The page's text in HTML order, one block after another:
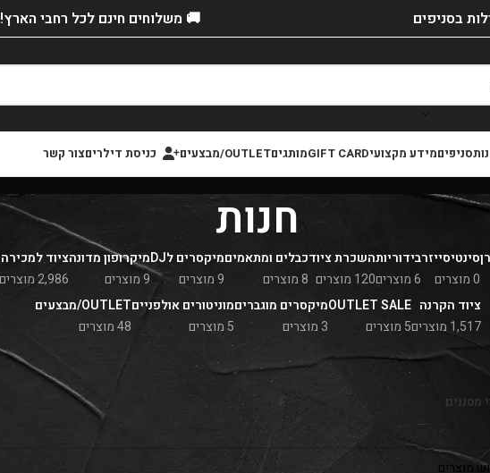
בסניפים 🚚 משלוחים חינם לכל רחבי הארץ!
סניפיםמידע מקצועיGIFT CARDמותגיםOUTLET/מבצעים כניסת דילריםצור קשר
חנות
סינטיסייזר
0 מוצרים
בידוריות
6 מוצרים
השכרת ציוד
120 מוצרים
כבלים ומתאמים
8 מוצרים
מיקסרים לDJ
9 מוצרים
מיקרופון מדונה
9 מוצרים
ציוד למכירה
2,986 מוצרים
ציוד הקרנה
1,517 מוצרים
OUTLET SALE
5 מוצרים
מיקסרים מוגברים
3 מוצרים
מוניטורים אולפניים
5 מוצרים
OUTLET/מבצעים
48 מוצרים
מסננים Alexander
Pioneer
Epson
מוצרים התואמים את בחירתך.